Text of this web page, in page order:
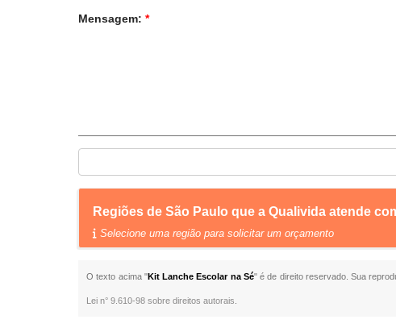
Mensagem:*
Regiões de São Paulo que a Qualivida atende
Selecione uma região para solicitar um orçamento
O texto acima "Kit Lanche Escolar na Sé" é de direito reservado. Sua
Lei n° 9.610-98 sobre direitos autorais